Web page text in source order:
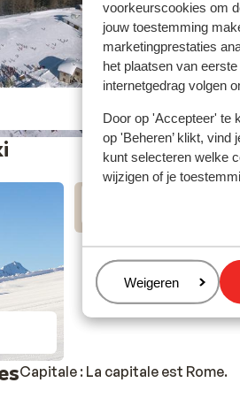
voorkeurscookies om
jouw toestemming
marketingprestaties
het plaatsen van
internetgedrag volgen
Door op 'Accepteer' te
op 'Beheren’ klikt,
kunt selecteren welke
wijzigen of je
Beheren
Weigeren
Capitale : La capitale est Rome.